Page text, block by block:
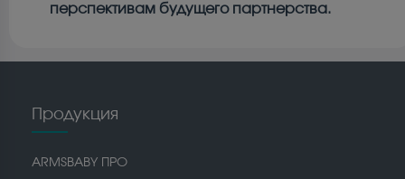
перспективам будущего партнерства.
Продукция
ARMSBABY ПРО